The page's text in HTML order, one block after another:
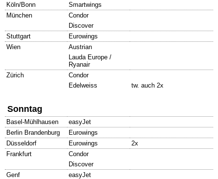
Köln/Bonn
Smartwings
München
Condor
Discover
Stuttgart
Eurowings
Wien
Austrian
Lauda Europe /
Ryanair
Zürich
Condor
Edelweiss
tw. auch 2x
Sonntag
Basel-Mühlhausen
easyJet
Berlin Brandenburg
Eurowings
Düsseldorf
Eurowings
2x
Frankfurt
Condor
Discover
Genf
easyJet